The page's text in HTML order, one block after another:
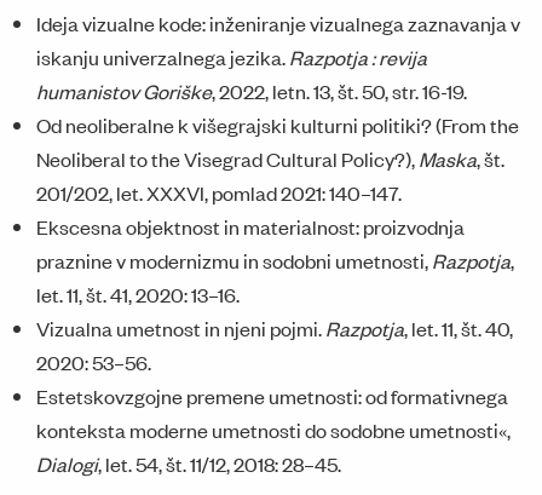
Ideja vizualne kode: inženiranje vizualnega zaznavanja v
iskanju univerzalnega jezika.Razpotja : revija
humanistov Goriške, 2022, letn. 13, št. 50, str. 16-19.
Od neoliberalne k višegrajski kulturni politiki? (From the
Neoliberal to the Visegrad Cultural Policy?),Maska, št.
201/202, let. XXXVI, pomlad 2021: 140–147.
Ekscesna objektnost in materialnost: proizvodnja
praznine v modernizmu in sodobni umetnosti,Razpotja,
let. 11, št. 41, 2020: 13–16.
Vizualna umetnost in njeni pojmi.Razpotja, let. 11, št. 40,
2020: 53–56.
Estetskovzgojne premene umetnosti: od formativnega
konteksta moderne umetnosti do sodobne umetnosti«,
Dialogi, let. 54, št. 11/12, 2018: 28–45.